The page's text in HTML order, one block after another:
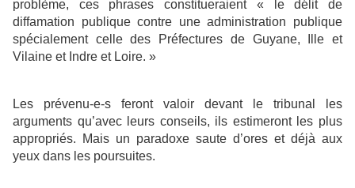
problème, ces phrases constitueraient « le délit de
diffamation publique contre une administration publique
spécialement celle des Préfectures de Guyane, Ille et
Vilaine et Indre et Loire. »
Les prévenu-e-s feront valoir devant le tribunal les
arguments qu’avec leurs conseils, ils estimeront les plus
appropriés. Mais un paradoxe saute d’ores et déjà aux
yeux dans les poursuites.